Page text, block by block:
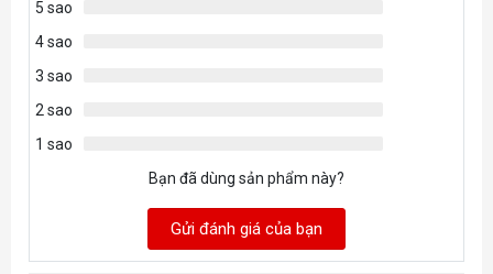
Bộ giải mã Realtek® ALC897
I/O NỘI BỘ
5 sao
4 sao
3 sao
2 sao
1 sao
Bạn đã dùng sản phẩm này?
Gửi đánh giá của bạn